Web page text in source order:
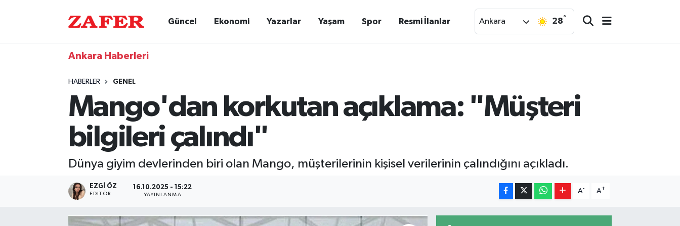
Güncel Ekonomi Yazarlar Yaşam Spor Resmi İlanlar Ankara 28°
Ankara Haberleri
HABERLER GENEL
Mango'dan korkutan açıklama: "Müşteri
bilgileri çalındı"
Dünya giyim devlerinden biri olan Mango, müşterilerinin kişisel verilerinin çalındığını açıkladı.
EZGI ÖZ
EDITÖR
16.10.2025 - 15:22
YAYINLANMA
A- A+